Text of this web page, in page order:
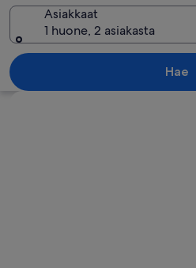
Asiakkaat
1 huone, 2 asiakasta
Hae